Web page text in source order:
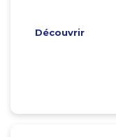
Découvrir